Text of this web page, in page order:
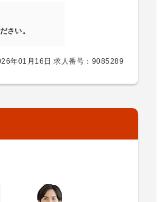
さい。
年01月16日 求人番号：9085289